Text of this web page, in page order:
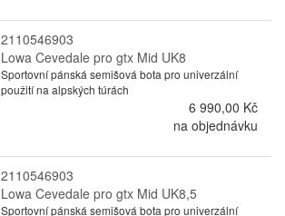
2110546903
Lowa Cevedale pro gtx Mid UK8
Sportovní pánská semišová bota pro univerzální
použití na alpských túrách
6 990,00 Kč
na objednávku
2110546903
Lowa Cevedale pro gtx Mid UK8,5
Sportovní pánská semišová bota pro univerzální